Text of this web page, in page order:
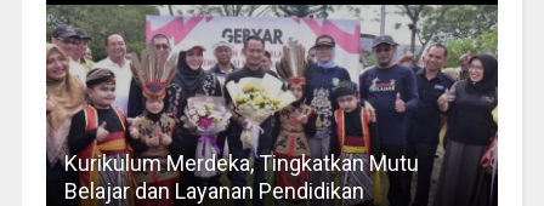
Kurikulum Merdeka, Tingkatkan Mutu
Belajar dan Layanan Pendidikan